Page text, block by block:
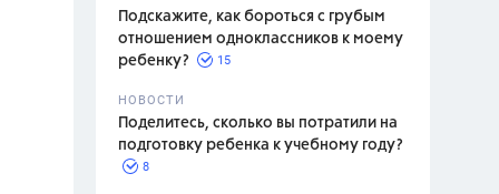
Подскажите, как бороться с грубым
отношением одноклассников к моему
ребенку?
15
НОВОСТИ
Поделитесь, сколько вы потратили на
подготовку ребенка к учебному году?
8